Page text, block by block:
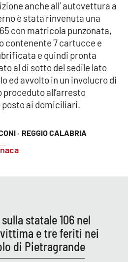
Grippo
· REGGIO CALABRIA
anche all’ autovettura a
è stata rinvenuta una
con matricola punzonata,
contenente 7 cartucce e
e quindi pronta
al di sotto del sedile lato
ed avvolto in un involucro di
all’arresto
posto ai domiciliari.
statale 106 nel
e tre feriti nei
di Pietragrande